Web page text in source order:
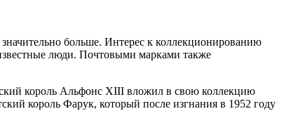
больше. Интерес к коллекционированию
люди. Почтовыми марками также
король Альфонс XIII вложил в свою коллекцию
король Фарук, который после изгнания в 1952 году